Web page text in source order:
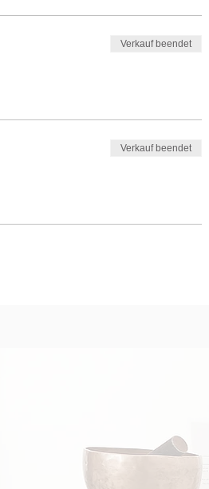
Verkauf beendet
Verkauf beendet